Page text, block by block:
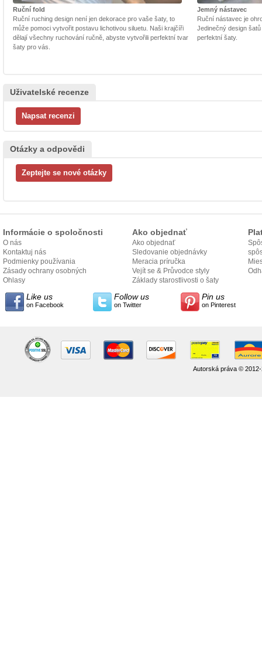
Ruční fold
Ruční ruching design není jen dekorace pro vaše šaty, to
může pomoci vytvořit postavu lichotivou siluetu. Naši krajčíři
dělají všechny ruchování ručně, abyste vytvořili perfektní tvar
šaty pro vás.
Jemný nástavec
Ruční nástavec je
Jedinečný design
perfektní šaty.
Uživatelské recenze
Otázky a odpovědi
Informácie o spoločnosti
O nás
Kontaktuj nás
Podmienky používania
Zásady ochrany osobných
údajov
Ohlasy
Ako objednať
Ako objednať
Sledovanie objednávky
Meracia príručka
Vejít se & Průvodce styly
Základy starostlivosti o šaty
Like us
on Facebook
Follow us
on Twitter
Pin us
on Pinterest
Autorská práva ©